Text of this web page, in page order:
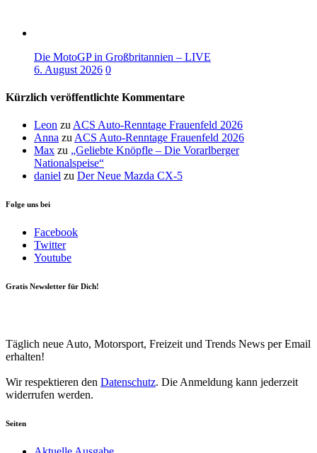
Die MotoGP in Großbritannien – LIVE
6. August 2026 0
Kürzlich veröffentlichte Kommentare
Leon zuACS Auto-Renntage Frauenfeld 2026
Anna zuACS Auto-Renntage Frauenfeld 2026
Max zu „Geliebte Knöpfle – Die Vorarlberger
Nationalspeise“
daniel zu Der Neue Mazda CX-5
Folge uns bei
Facebook
Twitter
Youtube
Gratis Newsletter für Dich!
Täglich neue Auto, Motorsport, Freizeit und Trends News per Email
erhalten!
Wir respektieren den Datenschutz. Die Anmeldung kann jederzeit
widerrufen werden.
Seiten